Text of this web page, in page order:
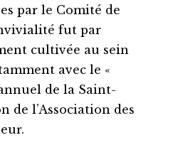
par le Comité de
fut par
cultivée au sein
avec le «
de la Saint-
de l’Association des